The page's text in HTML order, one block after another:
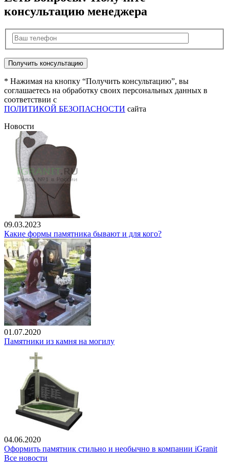
консультацию менеджера
* Нажимая на кнопку “Получить консультацию”, вы
соглашаетесь на обработку своих персональных данных в
соответствии с
ПОЛИТИКОЙ БЕЗОПАСНОСТИ сайта
Новости
09.03.2023
Какие формы памятника бывают и для кого?
01.07.2020
Памятники из камня на могилу
04.06.2020
Оформить памятник стильно и необычно в компании iGranit
Все новости